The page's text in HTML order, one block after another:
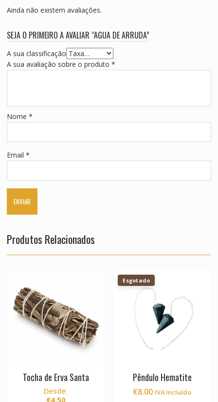
Ainda não existem avaliações.
SEJA O PRIMEIRO A AVALIAR “AGUA DE ARRUDA”
A sua classificação
A sua avaliação sobre o produto *
Nome *
Email *
Produtos Relacionados
Tocha de Erva Santa
Desde:
€4.50
Esgotado
Pêndulo Hematite
€8.00 IVA Incluído